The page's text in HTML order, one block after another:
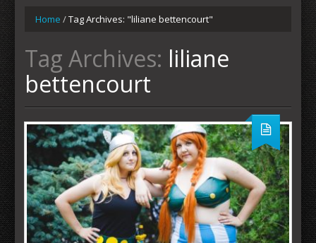
Home /Tag Archives: "liliane bettencourt"
Tag Archives: liliane
bettencourt